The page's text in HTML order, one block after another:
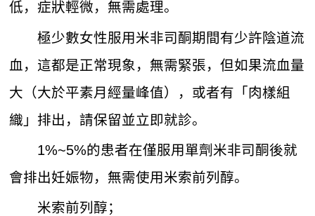
低，症狀輕微，無需處理。
極少數女性服用米非司酮期間有少許陰道流
血，這都是正常現象，無需緊張，但如果流血量
大（大於平素月經量峰值），或者有「肉樣組
織」排出，請保留並立即就診。
1%~5%的患者在僅服用單劑米非司酮後就
會排出妊娠物，無需使用米索前列醇。
米索前列醇；